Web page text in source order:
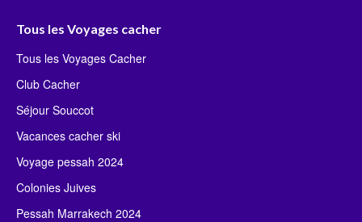
Tous les Voyages cacher
Tous les Voyages Cacher
Club Cacher
Séjour Souccot
Vacances cacher ski
Voyage pessah 2024
Colonies Juives
Pessah Marrakech 2024